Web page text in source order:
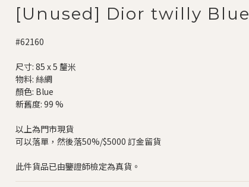
[Unused] Dior twilly Blue
#62160
尺寸: 85 x 5 釐米
物料: 絲綢
顏色: Blue
新舊度: 99 %
以上為門市現貨
可以落單，然後落50%/$5000 訂金留貨
此件貨品已由鑒證師檢定為真貨。